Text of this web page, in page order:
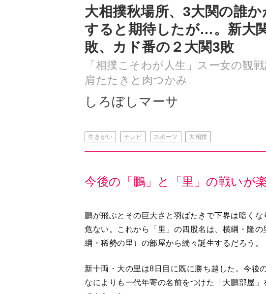
大相撲秋場所、3大関の誰か
すると期待したが…。新大
敗、カド番の２大関3敗
「相撲こそわが人生」スー女の観
肩たたきと肉つかみ
しろぼしマーサ
生きがい テレビ スポーツ 大相撲
今後の「鵬」と「里」の戦いが
鵬が飛ぶとその巨大さと羽ばたきで下界は暗く
危ない。これから「里」の四股名は、横綱・隆
綱・稀勢の里）の部屋から続々誕生するだろう。
新十両・大の里は8日目に既に勝ち越した。今後
なによりも一代年寄の名前をつけた「大鵬部屋